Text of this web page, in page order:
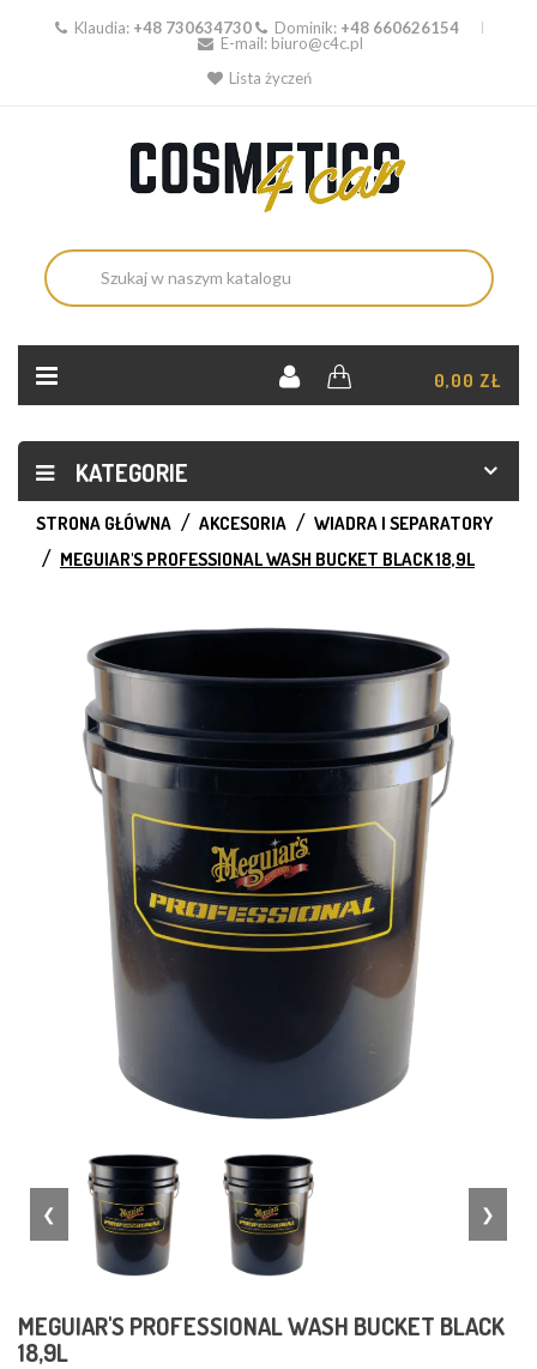
Klaudia: +48 730634730 Dominik: +48 660626154
E-mail: biuro@c4c.pl
Lista życzeń
0,00 ZŁ
KATEGORIE
STRONA GŁÓWNA AKCESORIA
WIADRA I SEPARATORY
MEGUIAR'S PROFESSIONAL WASH BUCKET BLACK 18,9L
❮ ❯
MEGUIAR'S PROFESSIONAL WASH BUCKET BLACK
18,9L